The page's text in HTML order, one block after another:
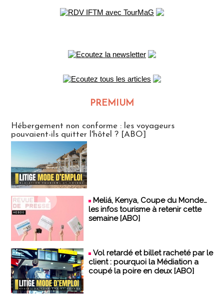
PREMIUM
Hébergement non conforme : les voyageurs
pouvaient-ils quitter l'hôtel ? [ABO]
Meliá, Kenya, Coupe du Monde…
les infos tourisme à retenir cette
semaine [ABO]
Vol retardé et billet racheté par le
client : pourquoi la Médiation a
coupé la poire en deux [ABO]